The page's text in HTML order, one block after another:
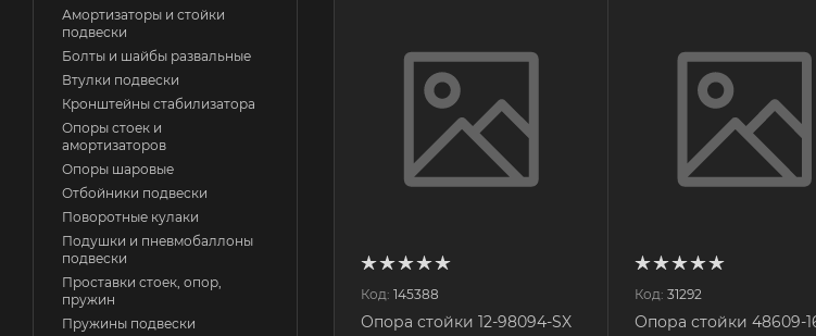
Код: 145388
Опора стойки 12-98094-SX
Код: 31292
Опора стойки 48609-
Амортизаторы и стойки
подвески
Болты и шайбы развальные
Втулки подвески
Кронштейны стабилизатора
Опоры стоек и
амортизаторов
Опоры шаровые
Отбойники подвески
Поворотные кулаки
Подушки и пневмобаллоны
подвески
Проставки стоек, опор,
пружин
Пружины подвески